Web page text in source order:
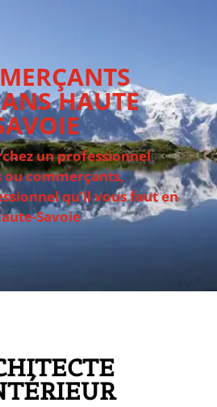
HAUTE
un professionnel
ou commerçants,
qu’il vous faut en
Savoie